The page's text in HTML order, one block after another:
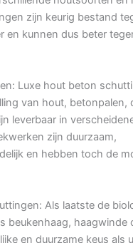
zijn keurig bestand
en kunnen dus beter
Luxe hout beton
van hout, betonpalen,
leverbaar in
zijn duurzaam,
en hebben toch de
Als laatste de
beukenhaag, haagwinde
en duurzame keus als